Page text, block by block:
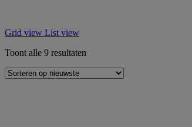
Grid view List view
Toont alle 9 resultaten
nieuwste